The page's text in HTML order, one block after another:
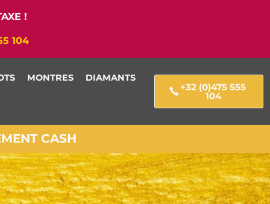
!
104
MONTRES DIAMANTS
+32 (0)475 555
104
CASH